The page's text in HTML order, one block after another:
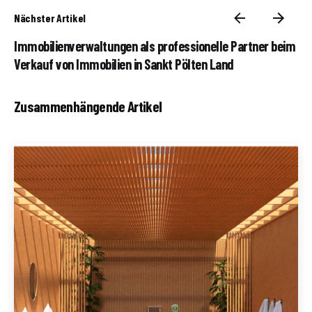
Nächster Artikel
Immobilienverwaltungen als professionelle Partner beim
Verkauf von Immobilien in Sankt Pölten Land
Zusammenhängende Artikel